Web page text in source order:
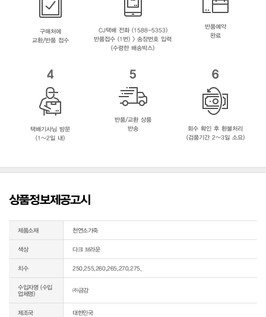
구매처에
교환/반품 접수
CJ택배 전화 (1588-5353)
반품접수 (1번) > 송장번호 입력
(수령한 배송박스)
반품예약
완료
4
택배기사님 방문
(1~2일 내)
5
반품/교환 상품
반송
6
회수 확인 후 환불처리
(검품기간 2~3일 소요)
상품정보제공고시
제품소재 천연소가죽
색상 다크 브라운
치수 250,255,260,265,270,275,
수입자명 (수입
업체명)
㈜금강
제조국 대한민국